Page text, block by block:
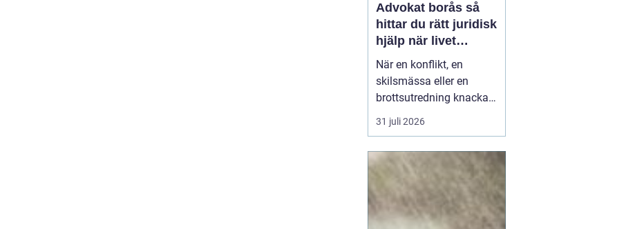
Advokat borås så
hittar du rätt juridisk
hjälp när livet
krånglar
När en konflikt, en
skilsmässa eller en
brottsutredning knackar
på dörren förändras
vardagen snabbt.
länge med att kontakta
jurist, ofta av oro för
kostnader eller för att de
inte vet vart de ska
31 juli 2026